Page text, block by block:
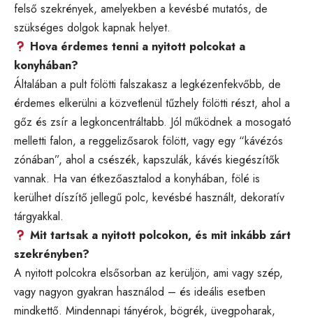
felső szekrények, amelyekben a kevésbé mutatós, de
szükséges dolgok kapnak helyet.
Hova érdemes tenni a nyitott polcokat a
konyhában?
Általában a pult fölötti falszakasz a legkézenfekvőbb, de
érdemes elkerülni a közvetlenül tűzhely fölötti részt, ahol a
gőz és zsír a legkoncentráltabb. Jól működnek a mosogató
melletti falon, a reggelizősarok fölött, vagy egy “kávézós
zónában”, ahol a csészék, kapszulák, kávés kiegészítők
vannak. Ha van étkezőasztalod a konyhában, fölé is
kerülhet díszítő jellegű polc, kevésbé használt, dekoratív
tárgyakkal.
Mit tartsak a nyitott polcokon, és mit inkább zárt
szekrényben?
A nyitott polcokra elsősorban az kerüljön, ami vagy szép,
vagy nagyon gyakran használod – és ideális esetben
mindkettő. Mindennapi tányérok, bögrék, üvegpoharak,